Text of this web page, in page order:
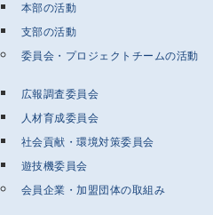
本部の活動
支部の活動
委員会・プロジェクトチームの活動
広報調査委員会
人材育成委員会
社会貢献・環境対策委員会
遊技機委員会
会員企業・加盟団体の取組み